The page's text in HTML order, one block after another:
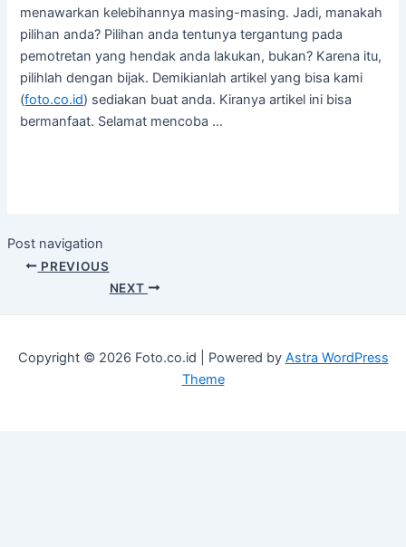
menawarkan kelebihannya masing-masing. Jadi, manakah
pilihan anda? Pilihan anda tentunya tergantung pada
pemotretan yang hendak anda lakukan, bukan? Karena itu,
pilihlah dengan bijak. Demikianlah artikel yang bisa kami
(foto.co.id) sediakan buat anda. Kiranya artikel ini bisa
bermanfaat. Selamat mencoba …
Post navigation
PREVIOUS
NEXT
Copyright © 2026 Foto.co.id | Powered by Astra WordPress
Theme